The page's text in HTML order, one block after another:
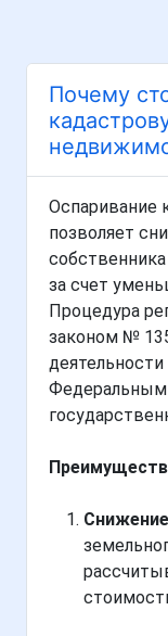
Почему
Оспаривание
позволяет
за счет
Процедура
законом №